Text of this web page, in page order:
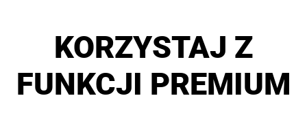
KORZYSTAJ Z
FUNKCJI PREMIUM